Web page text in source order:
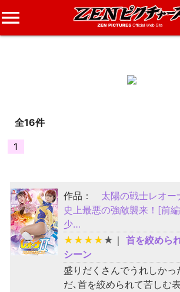
全16件
1
作品： 太陽の戦士レオー
史上最悪の強敵襲来！[前
少…
★ ★ ★ ★ ★ ｜ 首を絞めら
シーン
盛りだくさんでうれしかっ
だ､首を絞められて苦しむ